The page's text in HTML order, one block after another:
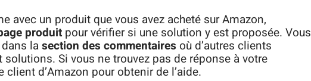
avec un produit que vous avez acheté sur Amazon,
produit pour vérifier si une solution y est proposée. Vous
lasection des commentaires où d’autres clients
Si vous ne trouvez pas de réponse à votre
d’Amazon pour obtenir de l’aide.